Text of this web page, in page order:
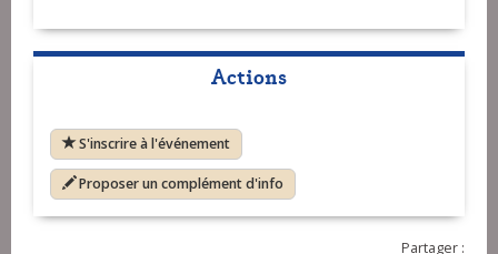
Actions
S'inscrire à l'événement
Proposer un complément d'info
Partager :